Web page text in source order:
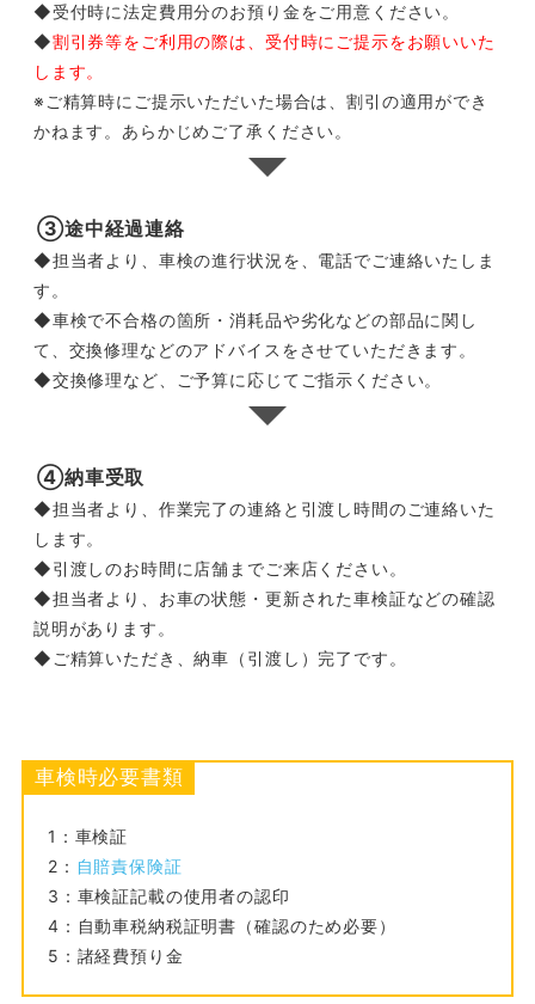
◆受付時に法定費用分のお預り金をご用意ください。
◆割引券等をご利用の際は、受付時にご提示をお願いいた
します。
※ご精算時にご提示いただいた場合は、割引の適用ができ
かねます。あらかじめご了承ください。
③途中経過連絡
◆担当者より、車検の進行状況を、電話でご連絡いたしま
す。
◆車検で不合格の箇所・消耗品や劣化などの部品に関し
て、交換修理などのアドバイスをさせていただきます。
◆交換修理など、ご予算に応じてご指示ください。
④納車受取
◆担当者より、作業完了の連絡と引渡し時間のご連絡いた
します。
◆引渡しのお時間に店舗までご来店ください。
◆担当者より、お車の状態・更新された車検証などの確認
説明があります。
◆ご精算いただき、納車（引渡し）完了です。
車検時必要書類
1：車検証
2： 自賠責保険証
3：車検証記載の使用者の認印
4：自動車税納税証明書（確認のため必要）
5：諸経費預り金